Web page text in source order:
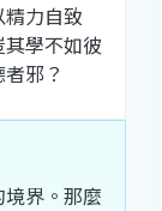
精力自致
其學不如彼
者邪？
境界 。 那麼